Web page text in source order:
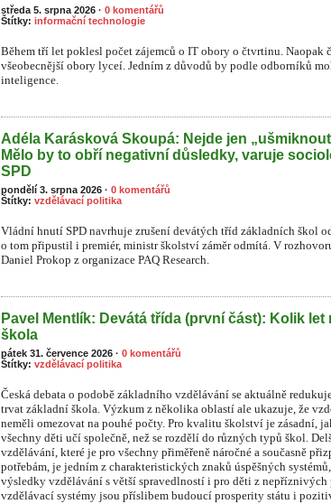
středa 5. srpna 2026 · 0 komentářů
Štítky: informační technologie
Během tří let poklesl počet zájemců o IT obory o čtvrtinu. Naopak
všeobecnější obory lyceí. Jedním z důvodů by podle odborníků
inteligence.
Adéla Karásková Skoupá: Nejde jen
Mělo by to obří negativní důsledky, varuje
SPD
pondělí 3. srpna 2026 · 0 komentářů
Štítky: vzdělávací politika
Vládní hnutí SPD navrhuje zrušení devátých tříd základních škol
o tom připustil i premiér, ministr školství záměr odmítá. V
Daniel Prokop z organizace PAQ Research.
Pavel Mentlík: Devátá třída (první část): Kolik let
škola
pátek 31. července 2026 · 0 komentářů
Štítky: vzdělávací politika
Česká debata o podobě základního vzdělávání se aktuálně
trvat základní škola. Výzkum z několika oblastí ale ukazuje, že
neměli omezovat na pouhé počty. Pro kvalitu školství je zásadní,
všechny děti učí společně, než se rozdělí do různých typů škol.
vzdělávání, které je pro všechny přiměřeně náročné a současně
potřebám, je jedním z charakteristických znaků úspěšných
výsledky vzdělávání s větší spravedlností i pro děti z nepříznivých
vzdělávací systémy jsou příslibem budoucí prosperity státu i